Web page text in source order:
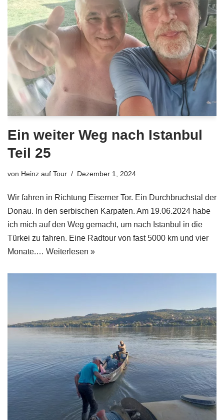
Ein weiter Weg nach Istanbul
Teil 25
von Heinz auf Tour Dezember 1, 2024
Wir fahren in Richtung Eiserner Tor. Ein Durchbruchstal der
Donau. In den serbischen Karpaten. Am 19.06.2024 habe
ich mich auf den Weg gemacht, um nach Istanbul in die
Türkei zu fahren. Eine Radtour von fast 5000 km und vier
Monate.… Weiterlesen »